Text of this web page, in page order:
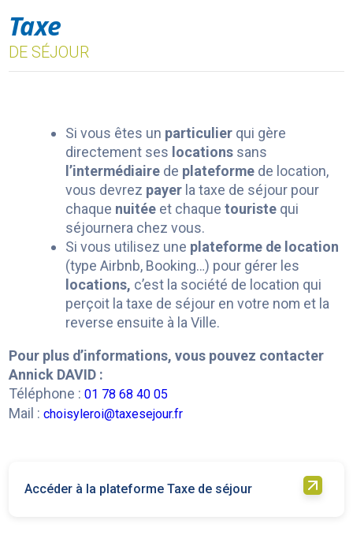
Taxe
DE SÉJOUR
Si vous êtes un particulier qui gère
directement ses locations sans
l’intermédiaire de plateforme de location,
vous devrez payer la taxe de séjour pour
chaque nuitée et chaquetouriste qui
séjournera chez vous.
Si vous utilisez une plateforme de location
(type Airbnb, Booking…) pour gérer les
locations, c’est la société de location qui
perçoit la taxe de séjour en votre nom et la
reverse ensuite à la Ville.
Pour plus d’informations, vous pouvez contacter
Annick DAVID :
Téléphone :01 78 68 40 05
Mail :choisyleroi@taxesejour.fr
Accéder à la plateforme Taxe de séjour